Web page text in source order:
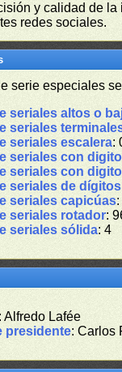
y calidad de
redes sociales.
serie especiales
seriales altos o
seriales
seriales escalera:
seriales con
seriales con
seriales de
seriales capicúas
seriales rotador:
seriales sólida: 4
: Alfredo Lafée
presidente: Carlos